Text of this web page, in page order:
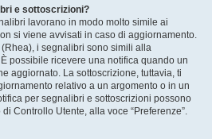
e sottoscrizioni?
lavorano in modo molto simile ai
si viene avvisati in caso di aggiornamento.
i segnalibri sono simili alla
possibile ricevere una notifica quando un
aggiornato. La sottoscrizione, tuttavia, ti
relativo a un argomento o in un
per segnalibri e sottoscrizioni possono
Controllo Utente, alla voce “Preferenze”.